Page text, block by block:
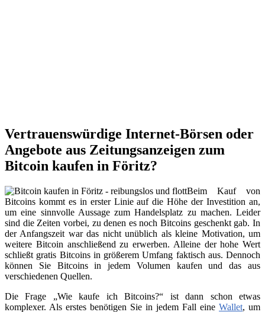
Vertrauenswürdige Internet-Börsen oder
Angebote aus Zeitungsanzeigen zum
Bitcoin kaufen in Föritz?
Beim Kauf von
Bitcoins kommt es in erster Linie auf die Höhe der Investition an,
um eine sinnvolle Aussage zum Handelsplatz zu machen. Leider
sind die Zeiten vorbei, zu denen es noch Bitcoins geschenkt gab. In
der Anfangszeit war das nicht unüblich als kleine Motivation, um
weitere Bitcoin anschließend zu erwerben. Alleine der hohe Wert
schließt gratis Bitcoins in größerem Umfang faktisch aus. Dennoch
können Sie Bitcoins in jedem Volumen kaufen und das aus
verschiedenen Quellen.
Die Frage „Wie kaufe ich Bitcoins?“ ist dann schon etwas
komplexer. Als erstes benötigen Sie in jedem Fall eine Wallet, um